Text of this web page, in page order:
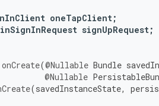
oneTapClient;
signUpRequest;
onCreate(@Nullable Bundle
@Nullable
(savedInstanceState,